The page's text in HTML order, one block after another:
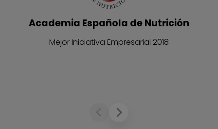
Academia Española de Nutrición
Mejor Iniciativa Empresarial 2018